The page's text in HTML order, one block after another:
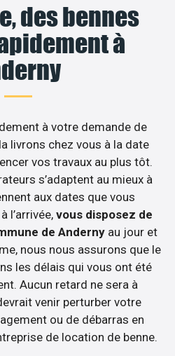
des bennes
à
à votre demande de
livrons chez vous à la date
vos travaux au plus tôt.
s’adaptent au mieux à
aux dates que vous
l’arrivée, vous disposez de
de Anderny au jour et
nous nous assurons que le
les délais qui vous ont été
Aucun retard ne sera à
venir perturber votre
ou de débarras en
de location de benne.